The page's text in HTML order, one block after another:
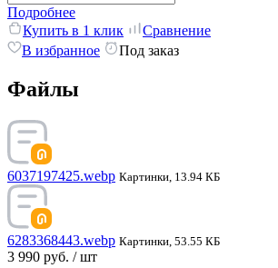
Подробнее
Купить в 1 клик
Сравнение
В избранное
Под заказ
Файлы
6037197425.webp Картинки, 13.94 КБ
6283368443.webp Картинки, 53.55 КБ
3 990 руб. / шт